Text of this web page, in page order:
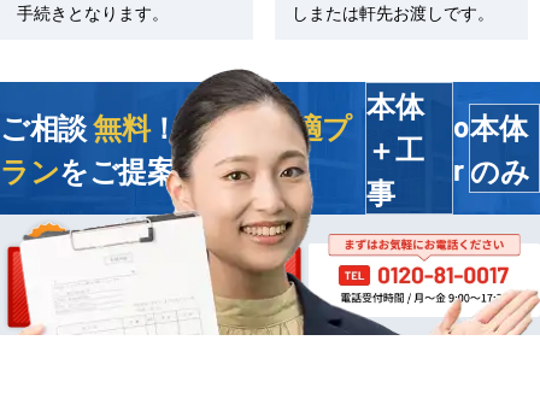
手続きとなります。 しまたは軒先お渡しです。
ご相談無料！今すぐ
最適プ
ランをご提案します
本体
＋工
事
o
r
本体
のみ